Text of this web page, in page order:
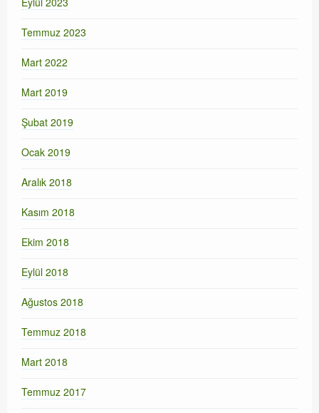
Temmuz 2023
Mart 2022
Mart 2019
Şubat 2019
Ocak 2019
Aralık 2018
Kasım 2018
Ekim 2018
Eylül 2018
Ağustos 2018
Temmuz 2018
Mart 2018
Temmuz 2017